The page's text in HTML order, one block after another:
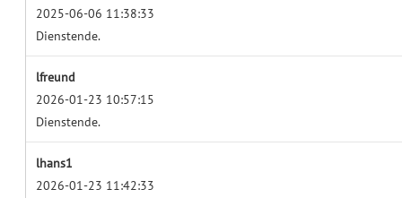
2025-06-06 11:38:33
Dienstende.
lfreund
2026-01-23 10:57:15
Dienstende.
lhans1
2026-01-23 11:42:33